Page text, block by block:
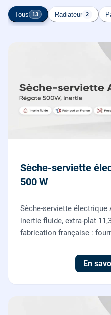
Tous 13 Radiateur 2
Sèche-serviette
500 W
Sèche-serviette électrique
inertie fluide, extra-plat
fabrication française :
En